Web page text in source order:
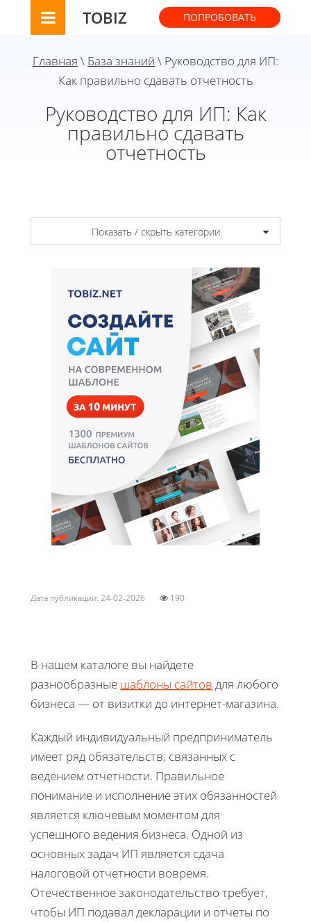
TOBIZ ПОПРОБОВАТЬ
Главная \ База знаний \ Руководство для ИП:
Как правильно сдавать отчетность
Руководство для ИП: Как
правильно сдавать
отчетность
Показать / скрыть категории
Дата публикации: 24-02-2026 190
В нашем каталоге вы найдете
разнообразные шаблоны сайтов для любого
бизнеса — от визитки до интернет-магазина.
Каждый индивидуальный предприниматель
имеет ряд обязательств, связанных с
ведением отчетности. Правильное
понимание и исполнение этих обязанностей
является ключевым моментом для
успешного ведения бизнеса. Одной из
основных задач ИП является сдача
налоговой отчетности вовремя.
Отечественное законодательство требует,
чтобы ИП подавал декларации и отчеты по